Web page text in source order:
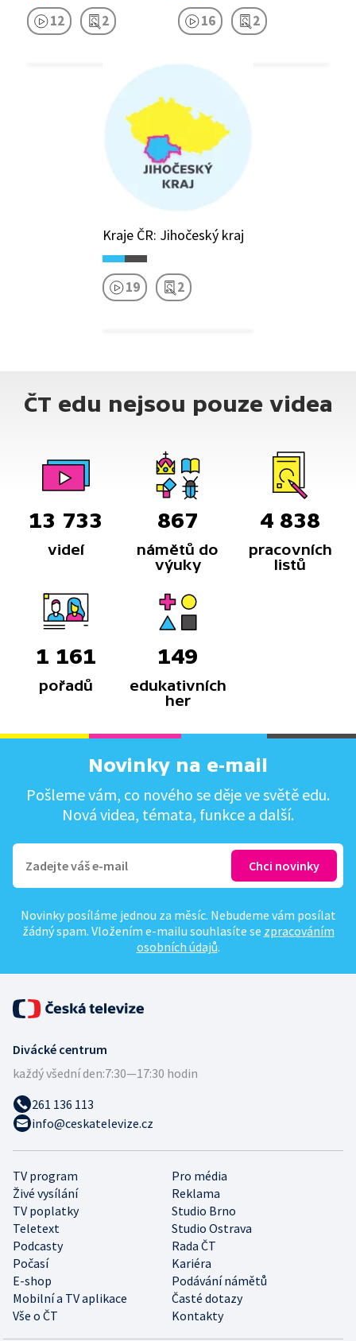
12 2 16 2
Kraje ČR: Jihočeský kraj
19 2
ČT edu nejsou pouze videa
13 733
videí
867
námětů do
výuky
4 838
pracovních
listů
1 161
pořadů
149
edukativních
her
Novinky na e-mail
Pošleme vám, co nového se děje ve světě edu.
Nová videa, témata, funkce a další.
Novinky posíláme jednou za měsíc. Nebudeme vám posílat
žádný spam. Vložením e-mailu souhlasíte se zpracováním
osobních údajů.